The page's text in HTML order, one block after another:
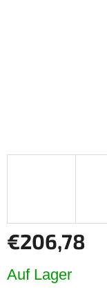
€206,78
Auf Lager